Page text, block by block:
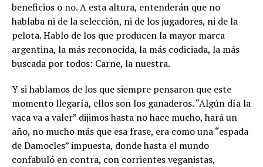
beneficios o no. A esta altura, entenderán que no
hablaba ni de la selección, ni de los jugadores, ni de la
pelota. Hablo de los que producen la mayor marca
argentina, la más reconocida, la más codiciada, la más
buscada por todos: Carne, la nuestra.
Y si hablamos de los que siempre pensaron que este
momento llegaría, ellos son los ganaderos. “Algún día la
vaca va a valer” dijimos hasta no hace mucho, hará un
año, no mucho más que esa frase, era como una “espada
de Damocles” impuesta, donde hasta el mundo
confabuló en contra, con corrientes veganistas,